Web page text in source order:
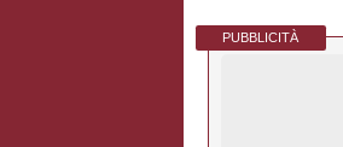
PUBBLICITÀ